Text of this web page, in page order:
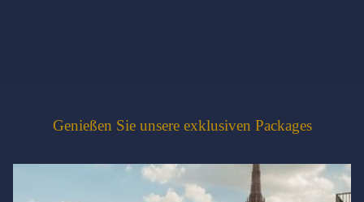
Genießen Sie unsere exklusiven Packages